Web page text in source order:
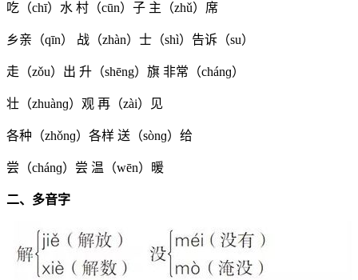
吃（chī）水 村（cūn）子 主（zhǔ）席
乡亲（qīn） 战（zhàn）士（shì）告诉（su）
走（zǒu）出 升（shēng）旗 非常（chánɡ）
壮（zhuànɡ）观 再（zài）见
各种（zhǒnɡ）各样 送（sònɡ）给
尝（chánɡ）尝 温（wēn）暖
二、多音字